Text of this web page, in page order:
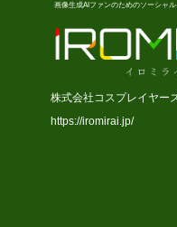
画像生成AIファンのためのソーシャ
株式会社コスプレイヤー
https://iromirai.jp/